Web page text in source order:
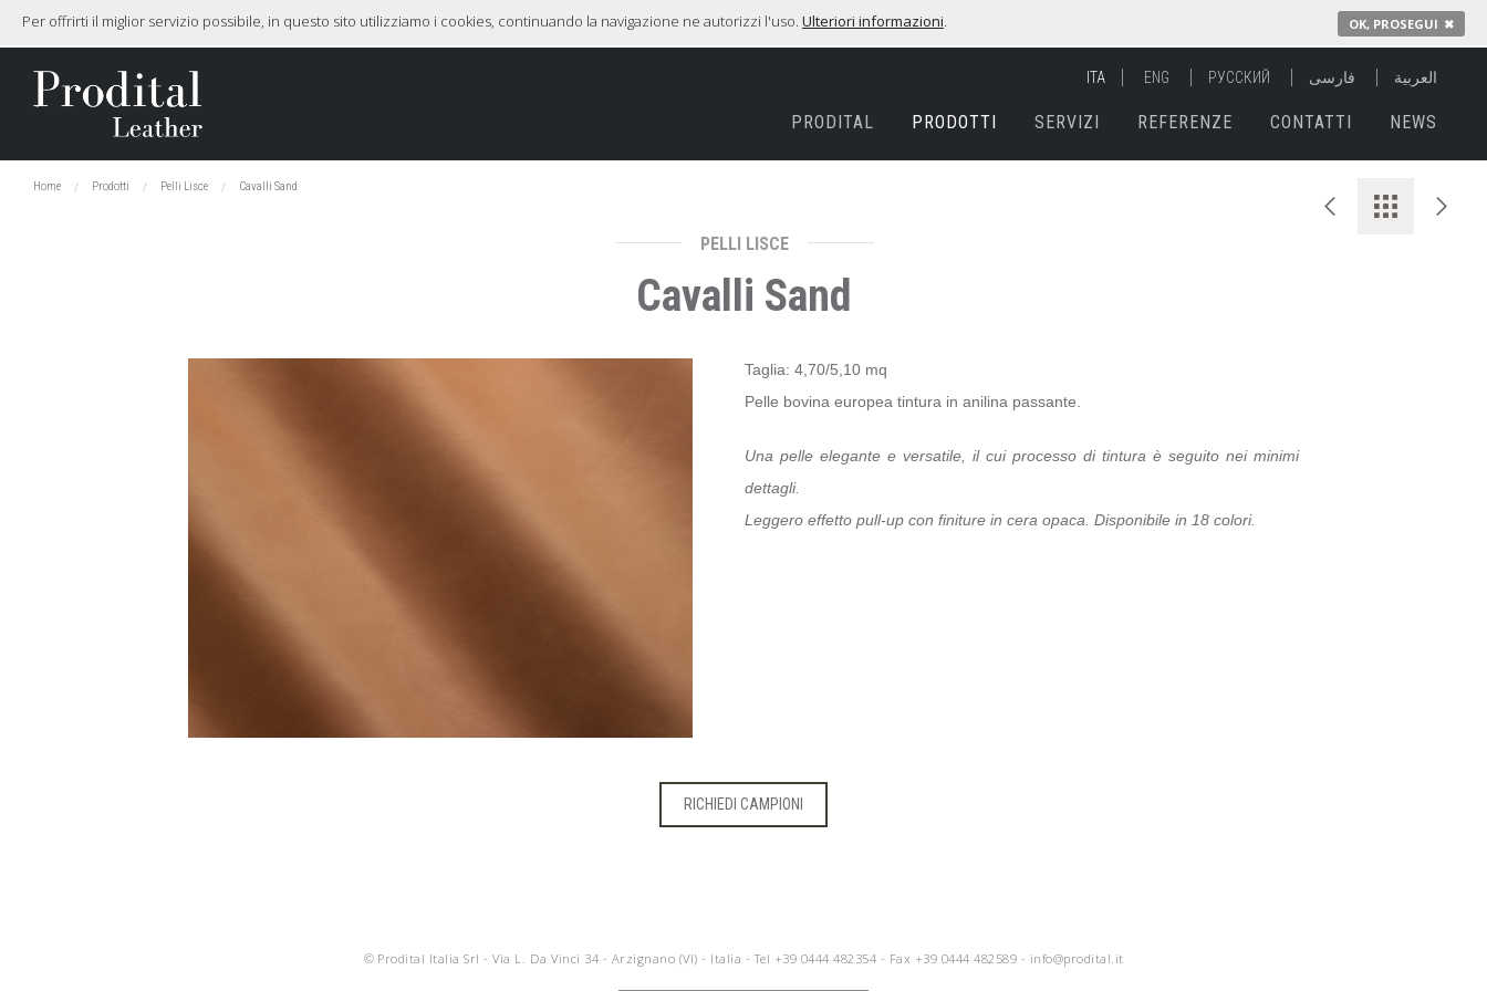
Per offrirti il miglior servizio possibile, in questo sito utilizziamo i cookies, continuando la navigazione ne autorizzi l'uso. Ulteriori informazioni. OK, PROSEGUI ✖
ITA ENG РУССКИЙ فارسی العربية
PRODITAL PRODOTTI SERVIZI REFERENZE CONTATTI NEWS
Home Prodotti Pelli Lisce Cavalli Sand
PELLI LISCE
Cavalli Sand
Taglia: 4,70/5,10 mq
Pelle bovina europea tintura in anilina passante.
Una pelle elegante e versatile, il cui processo di tintura è seguito nei minimi
dettagli.
Leggero effetto pull-up con finiture in cera opaca. Disponibile in 18 colori.
RICHIEDI CAMPIONI
© Prodital Italia Srl - Via L. Da Vinci 34 - Arzignano (VI) - Italia - Tel +39 0444 482354 - Fax +39 0444 482589 - info@prodital.it